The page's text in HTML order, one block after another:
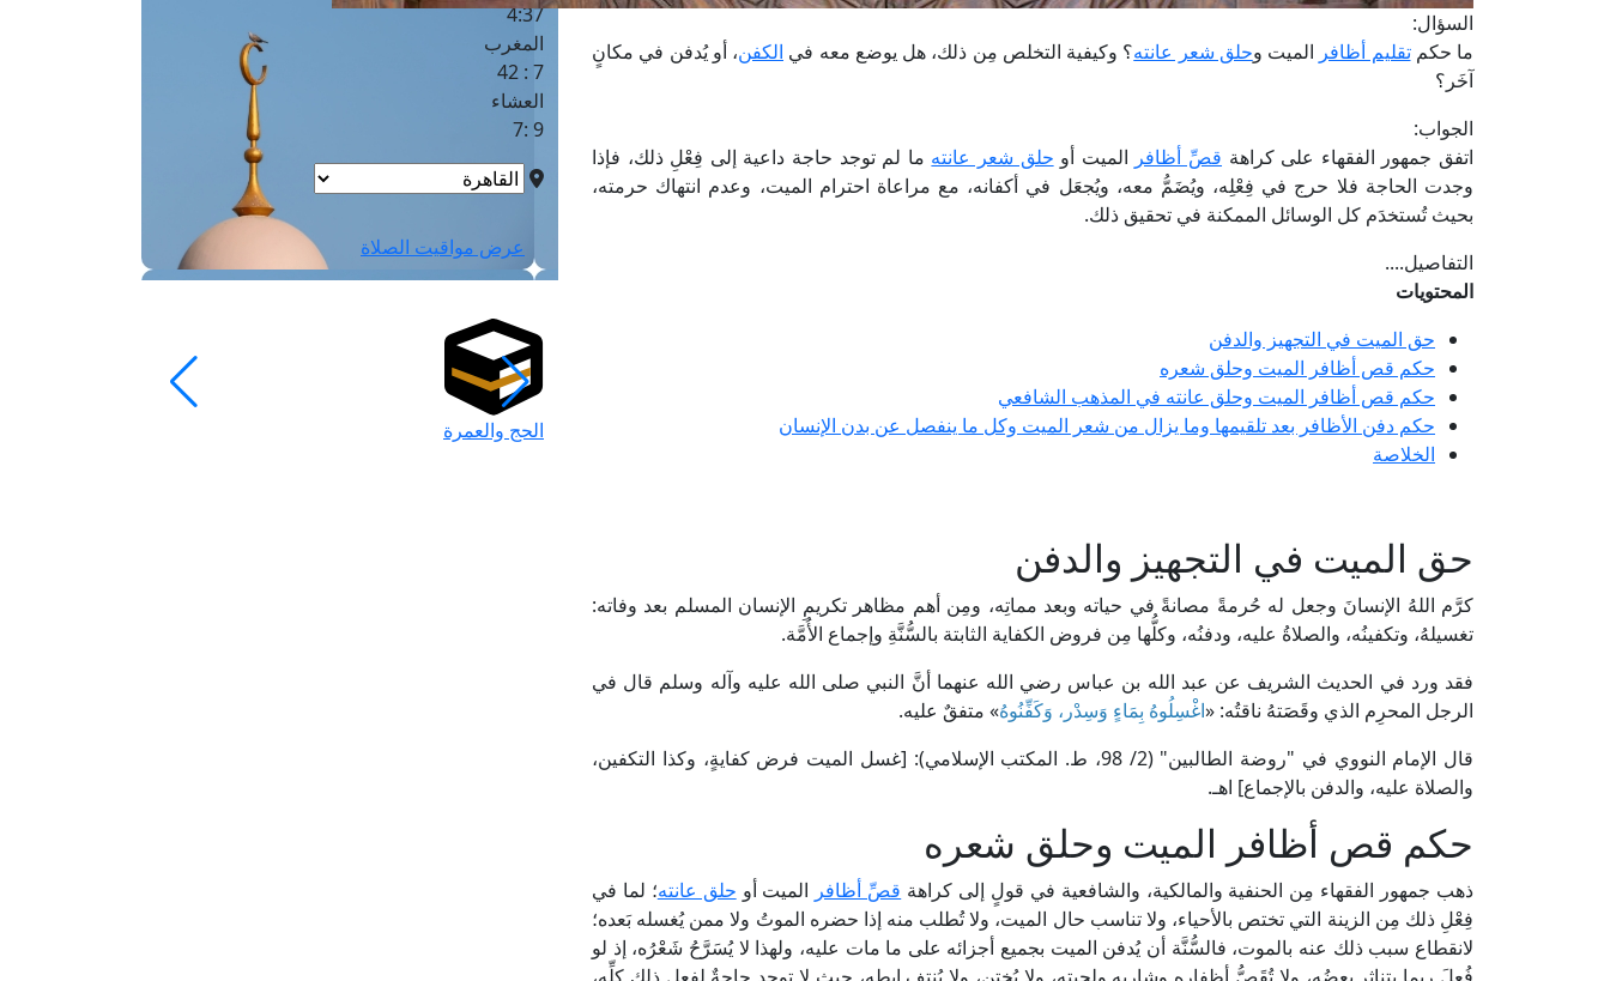
السؤال:
ما حكمتقليم أظافر الميت وحلق شعر عانته؟ وكيفية التخلص مِن ذلك، هل يوضع معه في الكفن، أو يُدفن في مكانٍ
آخَر؟
الجواب:
اتفق جمهور الفقهاء على كراهة قصِّ أظافر الميت أو حلق شعر عانته ما لم توجد حاجة داعية إلى فِعْلِ ذلك، فإذا
وجدت الحاجة فلا حرج في فِعْلِه، ويُضَمُّ معه، ويُجعَل في أكفانه، مع مراعاة احترام الميت، وعدم انتهاك حرمته،
بحيث تُستخدَم كل الوسائل الممكنة في تحقيق ذلك.
التفاصيل....
المحتويات
حق الميت في التجهيز والدفن
حكم قص أظافر الميت وحلق شعره
حكم قص أظافر الميت وحلق عانته في المذهب الشافعي
حكم دفن الأظافر بعد تلقيمها وما يزال من شعر الميت وكل ما ينفصل عن بدن الإنسان
الخلاصة
حق الميت في التجهيز والدفن
كرَّم اللهُ الإنسانَ وجعل له حُرمةً مصانةً في حياته وبعد مماتِه، ومِن أهم مظاهر تكريمِ الإنسان المسلم بعد وفاته:
تغسيلهُ، وتكفينُه، والصلاةُ عليه، ودفنُه، وكلُّها مِن فروض الكفاية الثابتة بالسُّنَّةِ وإجماع الأُمَّة.
فقد ورد في الحديث الشريف عن عبد الله بن عباس رضي الله عنهما أنَّ النبي صلى الله عليه وآله وسلم قال في
الرجل المحرِم الذي وقَصَتهُ ناقتُه: «اغْسِلُوهُ بِمَاءٍ وَسِدْر، وَكَفِّنُوهُ» متفقٌ عليه.
قال الإمام النووي في "روضة الطالبين" (2/ 98، ط. المكتب الإسلامي): [غسل الميت فرض كفايةٍ، وكذا التكفين،
والصلاة عليه، والدفن بالإجماع] اهـ.
حكم قص أظافر الميت وحلق شعره
ذهب جمهور الفقهاء مِن الحنفية والمالكية، والشافعية في قولٍ إلى كراهة قصِّ أظافر الميت أو حلق عانته؛ لما في
فِعْلِ ذلك مِن الزينة التي تختص بالأحياء، ولا تناسب حال الميت، ولا تُطلب منه إذا حضره الموتُ ولا ممن يُغسله بَعده؛
لانقطاع سبب ذلك عنه بالموت، فالسُّنَّة أن يُدفن الميت بجميع أجزائه على ما مات عليه، ولهذا لا يُسَرَّحُ شَعْرُه، إذ لو
4:37
المغرب
7 : 42
العشاء
9 :7
عرض مواقيت الصلاة
الحج والعمرة